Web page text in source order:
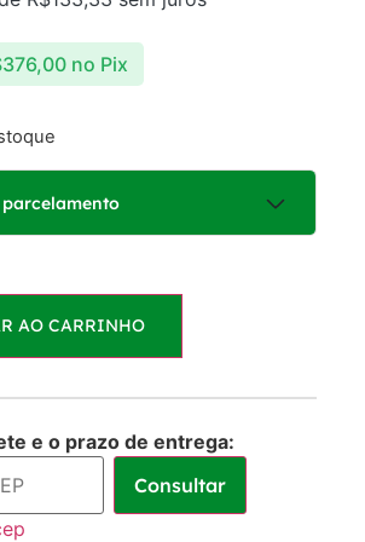
376,00 no Pix
AO CARRINHO
e o prazo de entrega:
Consultar